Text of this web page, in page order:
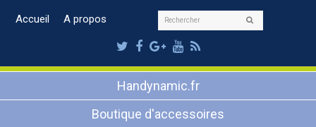
Accueil A propos Rechercher
Twitter
Facebook
Google
Plus
Youtube
RSS
Handynamic.fr
Boutique d'accessoires